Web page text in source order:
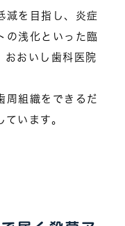
減を目指し、炎症
の浅化といった臨
おおいし歯科医院
周組織をできるだ
います。